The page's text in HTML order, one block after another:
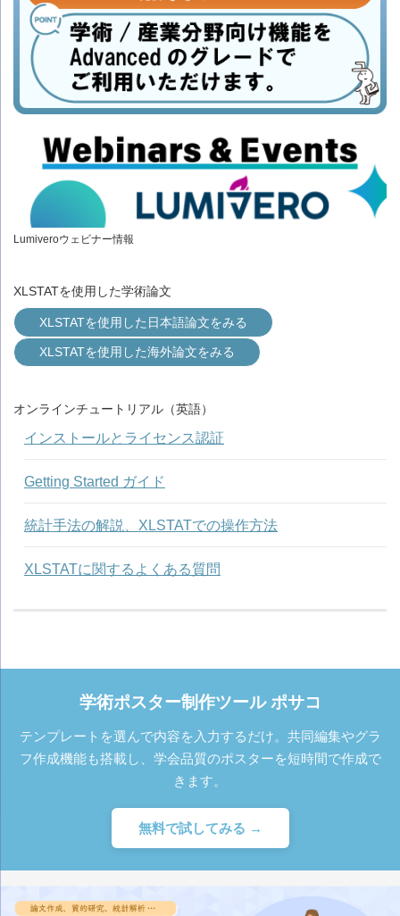
Lumiveroウェビナー情報
XLSTATを使用した学術論文
XLSTATを使用した日本語論文をみる
XLSTATを使用した海外論文をみる
オンラインチュートリアル（英語）
インストールとライセンス認証
Getting Started ガイド
統計手法の解説、XLSTATでの操作方法
XLSTATに関するよくある質問
学術ポスター制作ツール ポサコ
テンプレートを選んで内容を入力するだけ。共同編集やグラ
フ作成機能も搭載し、学会品質のポスターを短時間で作成で
きます。
無料で試してみる →